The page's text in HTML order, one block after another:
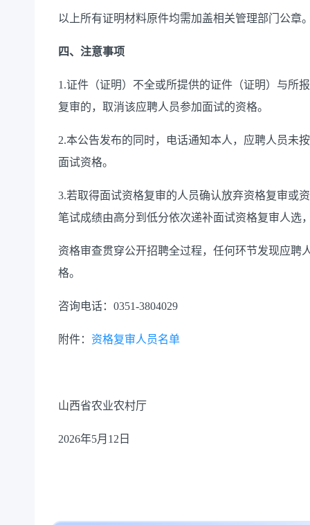
以上所有证明材料原件均需加盖相关管理部门公章
四、注意事项
1.证件（证明）不全或所提供的证件（证明）与所
复审的，取消该应聘人员参加面试的资格。
2.本公告发布的同时，电话通知本人，应聘人员未
面试资格。
3.若取得面试资格复审的人员确认放弃资格复审或
笔试成绩由高分到低分依次递补面试资格复审人选
资格审查贯穿公开招聘全过程，任何环节发现应聘
格。
咨询电话：0351-3804029
附件： 资格复审人员名单
山西省农业农村厅
2026年5月12日